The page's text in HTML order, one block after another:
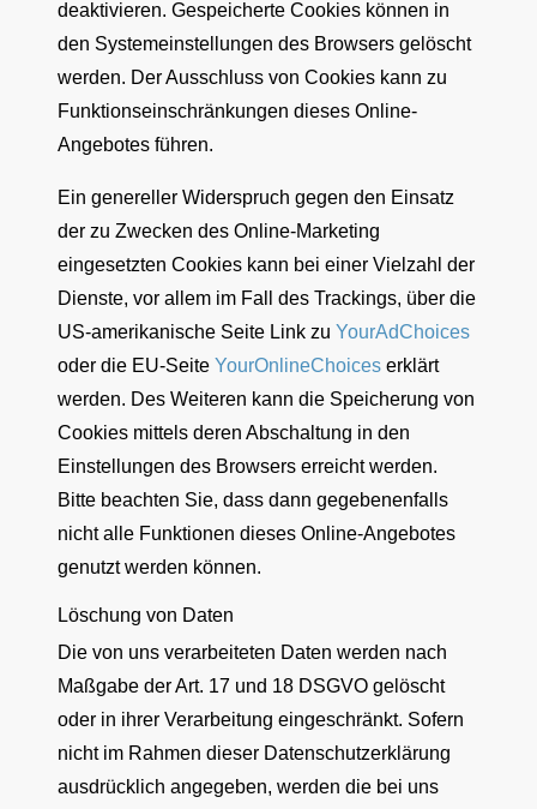
deaktivieren. Gespeicherte Cookies können in
den Systemeinstellungen des Browsers gelöscht
werden. Der Ausschluss von Cookies kann zu
Funktionseinschränkungen dieses Online-
Angebotes führen.
Ein genereller Widerspruch gegen den Einsatz
der zu Zwecken des Online-Marketing
eingesetzten Cookies kann bei einer Vielzahl der
Dienste, vor allem im Fall des Trackings, über die
US-amerikanische Seite Link zu YourAdChoices
oder die EU-Seite YourOnlineChoices erklärt
werden. Des Weiteren kann die Speicherung von
Cookies mittels deren Abschaltung in den
Einstellungen des Browsers erreicht werden.
Bitte beachten Sie, dass dann gegebenenfalls
nicht alle Funktionen dieses Online-Angebotes
genutzt werden können.
Löschung von Daten
Die von uns verarbeiteten Daten werden nach
Maßgabe der Art. 17 und 18 DSGVO gelöscht
oder in ihrer Verarbeitung eingeschränkt. Sofern
nicht im Rahmen dieser Datenschutzerklärung
ausdrücklich angegeben, werden die bei uns